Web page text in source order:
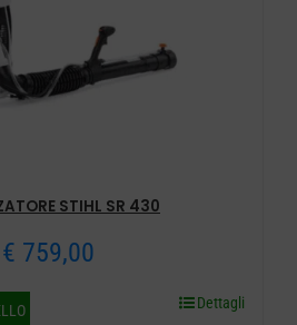
STIHL SR 430
€ 759,00
Dettagli